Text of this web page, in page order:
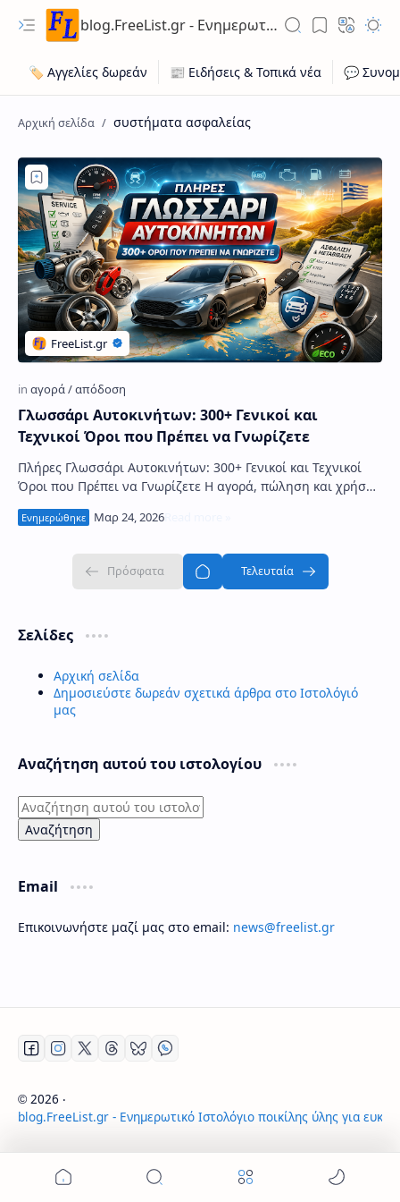
blog.FreeList.gr - Ενημερωτικό Ιστολόγιο ποικίλης ύλης για ευκαιρίες εργασίας, ακίνητων, οχήματων
συστήματα ασφαλείας
Γλωσσάρι Αυτοκινήτων: 300+ Γενικοί και
Τεχνικοί Όροι που Πρέπει να Γνωρίζετε
Πλήρες Γλωσσάρι Αυτοκινήτων: 300+ Γενικοί και Τεχνικοί
Όροι που Πρέπει να Γνωρίζετε Η αγορά, πώληση και χρήση
Σελίδες
Αρχική σελίδα
Δημοσιεύστε δωρεάν σχετικά άρθρα στο Ιστολόγιό
μας
Αναζήτηση αυτού του ιστολογίου
Email
Επικοινωνήστε μαζί μας στο email: news@freelist.gr
© 2026 ‧
blog.FreeList.gr - Ενημερωτικό Ιστολόγιο ποικίλης ύλης για